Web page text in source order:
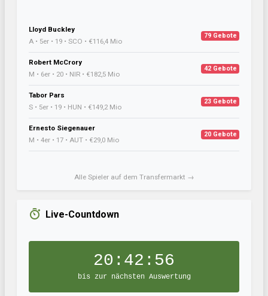
Lloyd Buckley
A • 5er • 19 • SCO • €116,4 Mio
79 Gebote
Robert McCrory
M • 6er • 20 • NIR • €182,5 Mio
42 Gebote
Tabor Pars
S • 5er • 19 • HUN • €149,2 Mio
23 Gebote
Ernesto Siegenauer
M • 4er • 17 • AUT • €29,0 Mio
20 Gebote
Alle Spieler auf dem Transfermarkt →
Live-Countdown
20:42:55
bis zur nächsten Auswertung